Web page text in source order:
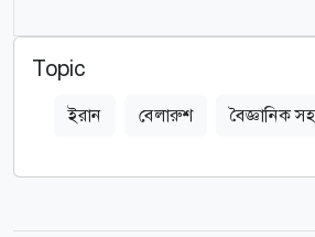
Topic
ইরান বেলারুশ বৈজ্ঞানিক